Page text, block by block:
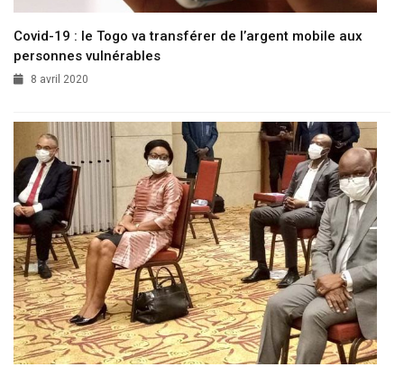
Covid-19 : le Togo va transférer de l’argent mobile aux
personnes vulnérables
8 avril 2020